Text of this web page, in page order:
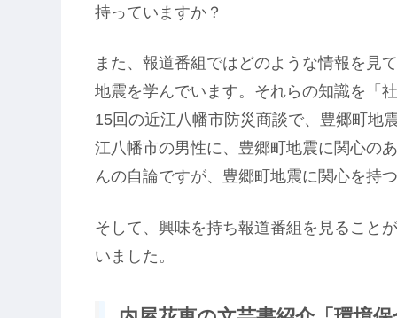
持っていますか？
また、報道番組ではどのような情報を見
地震を学んでいます。それらの知識を「
15回の近江八幡市防災商談で、豊郷町地
江八幡市の男性に、豊郷町地震に関心の
んの自論ですが、豊郷町地震に関心を持
そして、興味を持ち報道番組を見ること
いました。